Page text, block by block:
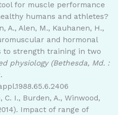
for muscle performance
humans and athletes?
A., Alen, M., Kauhanen, H.,
and hormonal
to strength training in two
physiology (Bethesda, Md. :
C. I., Burden, A., Winwood,
Impact of range of